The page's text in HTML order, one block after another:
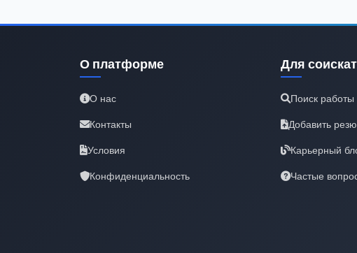
О платформе
О нас
Контакты
Условия
Конфиденциальность
Для
Поиск работы
Добавить
Карьерный
Частые